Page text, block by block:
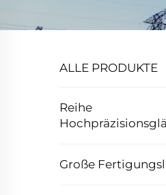
ALLE PRODUKTE
Reihe
Große